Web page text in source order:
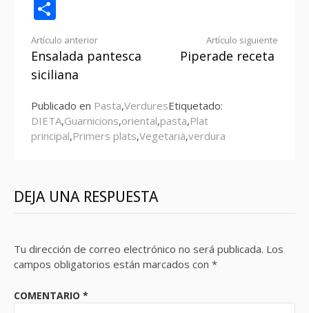
Seguir
leyendo
Artículo anterior
Ensalada pantesca
siciliana
Artículo siguiente
Piperade receta
Publicado en Pasta,VerduresEtiquetado:
DIETA,Guarnicions,oriental,pasta,Plat
principal,Primers plats,Vegetarià,verdura
DEJA UNA RESPUESTA
Tu dirección de correo electrónico no será publicada. Los
campos obligatorios están marcados con *
COMENTARIO *